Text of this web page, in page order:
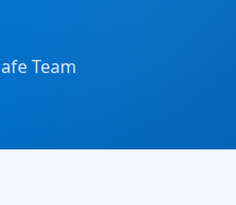
Team